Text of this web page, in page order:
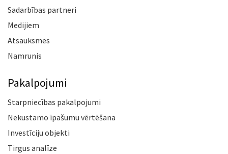
Sadarbības partneri
Medijiem
Atsauksmes
Namrunis
Pakalpojumi
Starpniecības pakalpojumi
Nekustamo īpašumu vērtēšana
Investīciju objekti
Tirgus analīze